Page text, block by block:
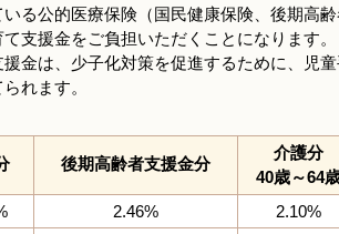
る公的医療保険（国民健康保険、後期高
支援金をご負担いただくことになります。
金は、少子化対策を促進するために、児
れます。
後期高齢者支援金分
介護分
40歳～64
2.46% 2.10%